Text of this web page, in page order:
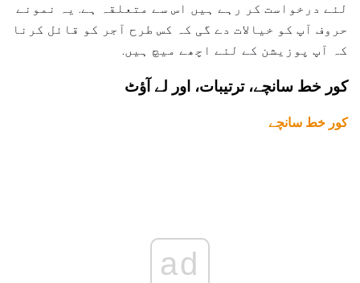
لئے درخواست کر رہے ہیں اس سے متعلقہ ہے. یہ نمونے
حروف آپ کو خیالات دے گی کہ کس طرح آجر کو قائل کرنا
کہ آپ پوزیشن کے لئے اچھے میچ ہیں.
کور خط سانچے، ترتیبات، اور لے آؤٹ
کور خط سانچے
ad